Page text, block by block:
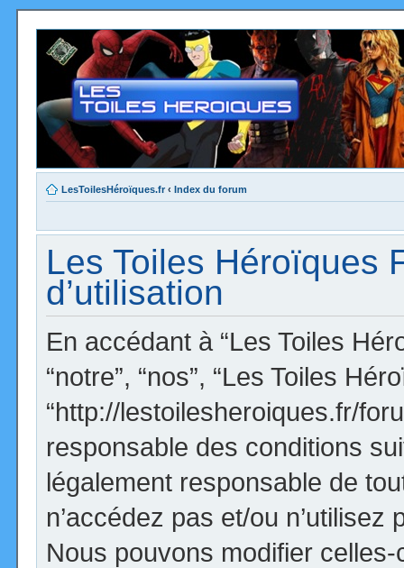
LesToilesHéroïques.fr ‹ Index du forum
Les Toiles Héroïques
d’utilisation
En accédant à “Les Toiles
“notre”, “nos”, “Les Toiles
“http://lestoilesheroiques.fr/
responsable des conditions
légalement responsable de
n’accédez pas et/ou n’utilisez
Nous pouvons modifier